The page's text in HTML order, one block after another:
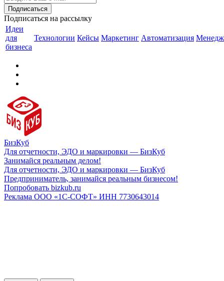
Подписаться на рассылку
Идеи
для
бизнеса
Технологии Кейсы Маркетинг Автоматизация
БизКуб
Для отчетности, ЭДО и маркировки — БизКуб
Занимайся реальным делом!
Для отчетности, ЭДО и маркировки — БизКуб
Предприниматель, занимайся реальным бизнесом!
Попробовать bizkub.ru
Реклама ООО «1С-СОФТ» ИНН 7730643014